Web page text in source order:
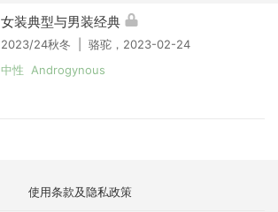
女装典型与男装经典
2023/24秋冬 | 骆驼，2023-02-24
中性 Androgynous
使用条款及隐私政策